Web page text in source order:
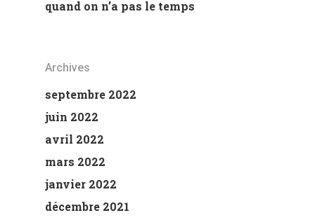
quand on n’a pas le temps
Archives
septembre 2022
juin 2022
avril 2022
mars 2022
janvier 2022
décembre 2021